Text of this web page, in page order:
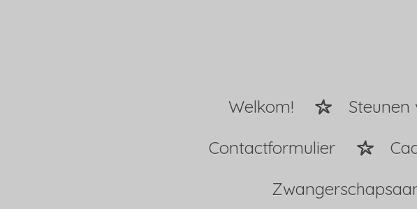
Welkom! Steunen
Contactformulier